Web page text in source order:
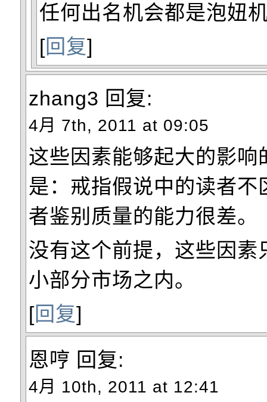
任何出名机会都是泡
[回复]
zhang3 回复:
4月 7th, 2011 at 09:05
这些因素能够起大的影响
是：戒指假说中的读者不
者鉴别质量的能力很差。
没有这个前提，这些因素
小部分市场之内。
[回复]
恩哼 回复:
4月 10th, 2011 at 12:41